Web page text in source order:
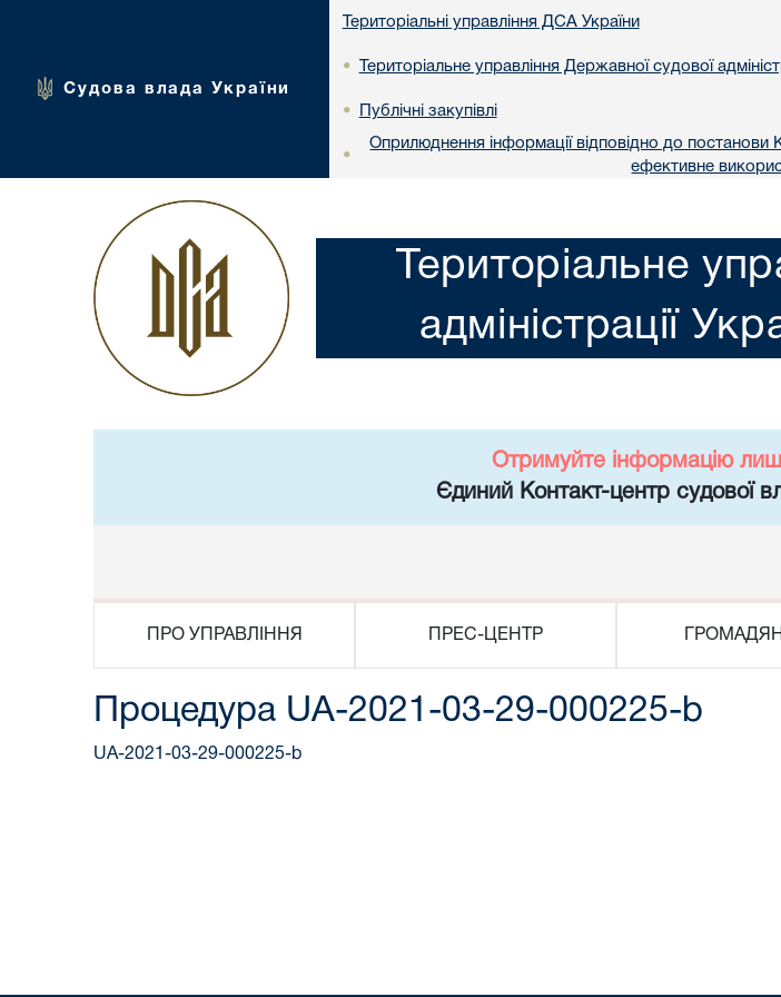
Судова влада України
Територіальні управління ДСА України
• Територіальне управління Державної судової
• Публічні закупівлі
•
Оприлюднення інформації відповідно до постанови
ефективне
Територіальне
адміністрації
Отримуйте інформацію
Єдиний Контакт-центр судової
ПРО УПРАВЛІННЯ ПРЕС-ЦЕНТР
Процедура UA-2021-03-29-000225-b
UA-2021-03-29-000225-b